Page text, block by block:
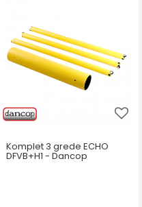
Komplet 3 grede ECHO
DFVB+H1 - Dancop